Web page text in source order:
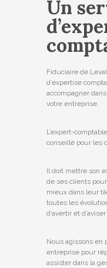
Un
Fiduciaire de
d’expertise
accompagner
votre entreprise.
L’expert-
conseillé pour les
Il doit mettre son
de ses clients
mieux dans leur
toutes les
d’avertir et
Nous agissons en
entreprise pour
assister dans la